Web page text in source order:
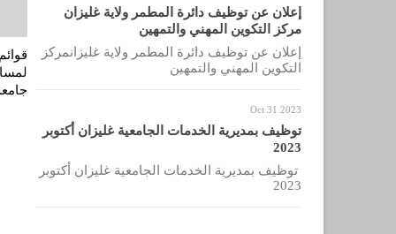
إعلان عن توظيف دائرة المطمر ولاية غليزان
مركز التكوين المهني والتمهين
إعلان عن توظيف دائرة المطمر ولاية غليزانمركز
التكوين المهني والتمهين
Oct 31 2023
توظيف بمديرية الخدمات الجامعية غليزان أكتوبر
2023
توظيف بمديرية الخدمات الجامعية غليزان أكتوبر
2023
جامعة